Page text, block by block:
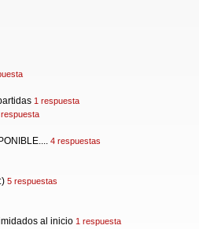
1 respuesta
respuesta
4 respuestas
5 respuestas
al inicio 1 respuesta